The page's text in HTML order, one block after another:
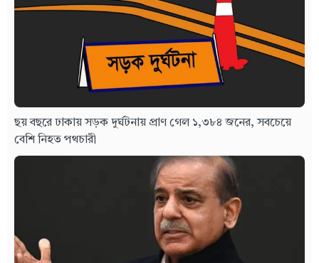
ছয় বছরে ঢাকায় সড়ক দুর্ঘটনায় প্রাণ গেল ১,৩৮৪ জনের, সবচেয়ে
বেশি নিহত পথচারী